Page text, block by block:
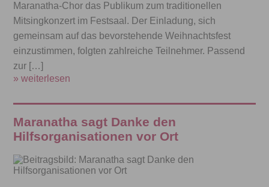
Maranatha-Chor das Publikum zum traditionellen
Mitsingkonzert im Festsaal. Der Einladung, sich
gemeinsam auf das bevorstehende Weihnachtsfest
einzustimmen, folgten zahlreiche Teilnehmer. Passend
zur […]
» weiterlesen
Maranatha sagt Danke den
Hilfsorganisationen vor Ort